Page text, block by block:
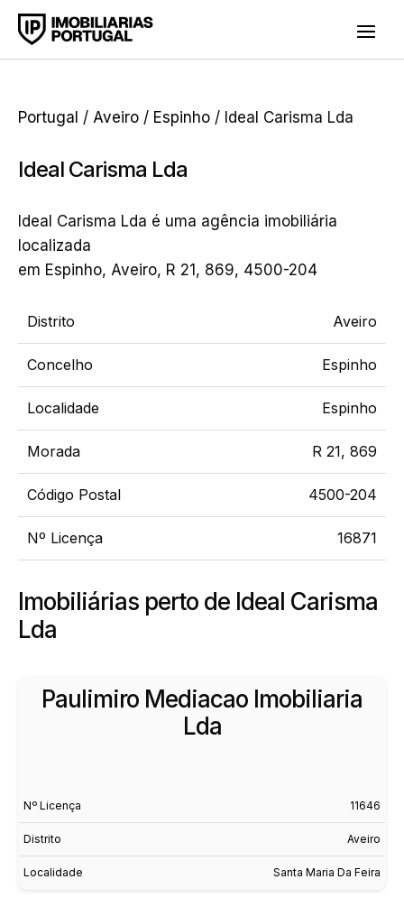
Portugal / Aveiro / Espinho / Ideal Carisma Lda
Ideal Carisma Lda
Ideal Carisma Lda é uma agência imobiliária
localizada
em Espinho, Aveiro, R 21, 869, 4500-204
Distrito Aveiro
Concelho Espinho
Localidade Espinho
Morada R 21, 869
Código Postal 4500-204
Nº Licença 16871
Imobiliárias perto de Ideal Carisma
Lda
Paulimiro Mediacao Imobiliaria
Lda
Nº Licença 11646
Distrito Aveiro
Localidade Santa Maria Da Feira